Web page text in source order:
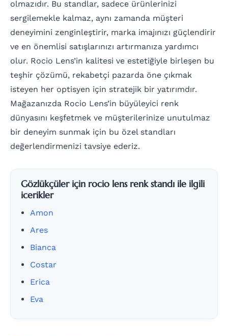
olmazıdır. Bu standlar, sadece ürünlerinizi
sergilemekle kalmaz, aynı zamanda müşteri
deneyimini zenginleştirir, marka imajınızı güçlendirir
ve en önemlisi satışlarınızı artırmanıza yardımcı
olur. Rocio Lens’in kalitesi ve estetiğiyle birleşen bu
teşhir çözümü, rekabetçi pazarda öne çıkmak
isteyen her optisyen için stratejik bir yatırımdır.
Mağazanızda Rocio Lens’in büyüleyici renk
dünyasını keşfetmek ve müşterilerinize unutulmaz
bir deneyim sunmak için bu özel standları
değerlendirmenizi tavsiye ederiz.
Gözlükçüler için rocio lens renk standı ile ilgili
icerikler
Amon
Ares
Bianca
Costar
Erica
Eva